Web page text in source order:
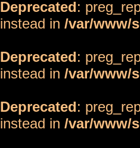
Deprecated:
instead in /var/www/
Deprecated:
instead in /var/www/
Deprecated:
instead in /var/www/